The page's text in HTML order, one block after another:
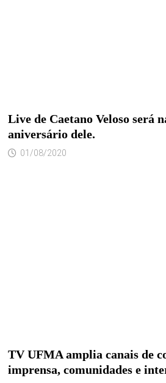
Live de Caetano Veloso será
aniversário dele.
01/08/2020
TV UFMA amplia canais de
imprensa, comunidades e